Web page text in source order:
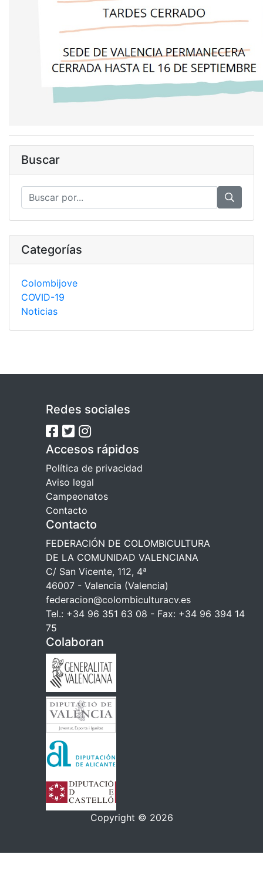
Buscar
Categorías
Colombijove
COVID-19
Noticias
Redes sociales
Accesos rápidos
Política de privacidad
Aviso legal
Campeonatos
Contacto
Contacto
FEDERACIÓN DE COLOMBICULTURA
DE LA COMUNIDAD VALENCIANA
C/ San Vicente, 112, 4ª
46007 - Valencia (Valencia)
federacion@colombiculturacv.es
Tel.: +34 96 351 63 08 - Fax: +34 96 394 14
75
Colaboran
Copyright © 2026